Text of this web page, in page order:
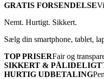
GRATIS FORSENDELSE
Nemt. Hurtigt. Sikkert.
Sælg din smartphone, tablet,
TOP PRISERFair og
SIKKERT & PÅLIDELIGT
HURTIG UDBETALING